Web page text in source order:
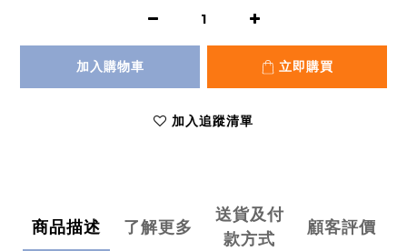
加入購物車 立即購買
加入追蹤清單
商品描述 了解更多
送貨及付
款方式
顧客評價